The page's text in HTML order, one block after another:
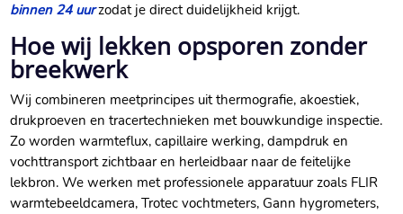
binnen 24 uurzodat je direct duidelijkheid krijgt.
Hoe wij lekken opsporen zonder
breekwerk
Wij combineren meetprincipes uit thermografie, akoestiek,
drukproeven en tracertechnieken met bouwkundige inspectie.
Zo worden warmteflux, capillaire werking, dampdruk en
vochttransport zichtbaar en herleidbaar naar de feitelijke
lekbron. We werken met professionele apparatuur zoals FLIR
warmtebeeldcamera, Trotec vochtmeters, Gann hygrometers,